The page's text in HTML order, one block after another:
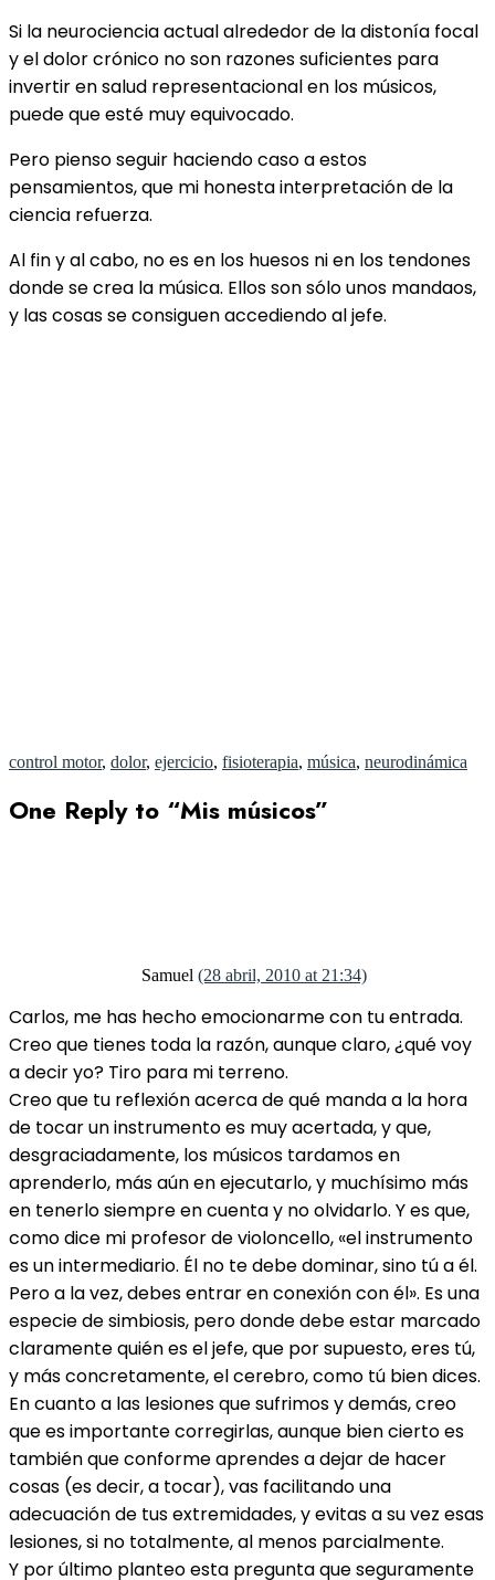
Si la neurociencia actual alrededor de la distonía focal
y el dolor crónico no son razones suficientes para
invertir en salud representacional en los músicos,
puede que esté muy equivocado.
Pero pienso seguir haciendo caso a estos
pensamientos, que mi honesta interpretación de la
ciencia refuerza.
Al fin y al cabo, no es en los huesos ni en los tendones
donde se crea la música. Ellos son sólo unos mandaos,
y las cosas se consiguen accediendo al jefe.
control motor, dolor, ejercicio, fisioterapia, música, neurodinámica
One Reply to “Mis músicos”
Samuel (28 abril, 2010 at 21:34)
Carlos, me has hecho emocionarme con tu entrada.
Creo que tienes toda la razón, aunque claro, ¿qué voy
a decir yo? Tiro para mi terreno.
Creo que tu reflexión acerca de qué manda a la hora
de tocar un instrumento es muy acertada, y que,
desgraciadamente, los músicos tardamos en
aprenderlo, más aún en ejecutarlo, y muchísimo más
en tenerlo siempre en cuenta y no olvidarlo. Y es que,
como dice mi profesor de violoncello, «el instrumento
es un intermediario. Él no te debe dominar, sino tú a él.
Pero a la vez, debes entrar en conexión con él». Es una
especie de simbiosis, pero donde debe estar marcado
claramente quién es el jefe, que por supuesto, eres tú,
y más concretamente, el cerebro, como tú bien dices.
En cuanto a las lesiones que sufrimos y demás, creo
que es importante corregirlas, aunque bien cierto es
también que conforme aprendes a dejar de hacer
cosas (es decir, a tocar), vas facilitando una
adecuación de tus extremidades, y evitas a su vez esas
lesiones, si no totalmente, al menos parcialmente.
Y por último planteo esta pregunta que seguramente